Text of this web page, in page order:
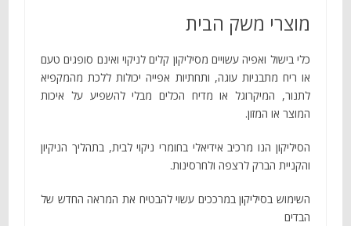
מוצרי משק הבית
כלי בישול ואפיה עשויים מסיליקון קלים לניקוי ואינם סופגים טעם
או ריח מתבניות עוגה, ותחתיות אפייה יכולות ללכת מהמקפיא
לתנור, המיקרוגל או מדיח הכלים מבלי להשפיע על איכות
המוצר או המזון.
הסיליקון הנו מרכיב אידיאלי בחומרי ניקוי לבית, בתהליך הניקיון
והקניית הברק לרצפה ולחרסינות.
השימוש בסיליקון במרככים עשוי להבטיח את המראה החדש של
הבדים